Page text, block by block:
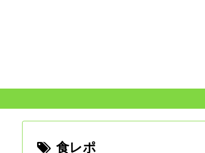
食レポ